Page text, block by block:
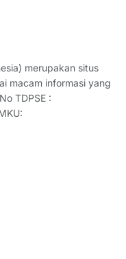
merupakan situs
macam informasi yang
TDPSE :